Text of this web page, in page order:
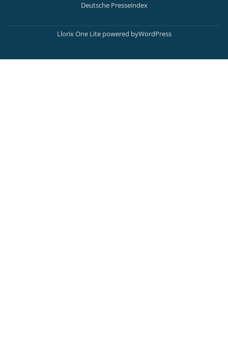
Deutsche Presseindex
Secondary
Llorix One Lite powered byWordPress